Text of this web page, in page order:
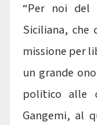
“Per noi del
Siciliana,
missione per
un grande
politico alle
Gangemi, al